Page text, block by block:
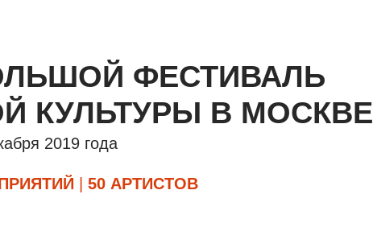
ФЕСТИВАЛЬ
КУЛЬТУРЫ В МОСКВЕ
2019 года
50 АРТИСТОВ